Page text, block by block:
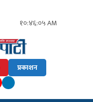
१०:४६:०५ AM
प्रकाशन